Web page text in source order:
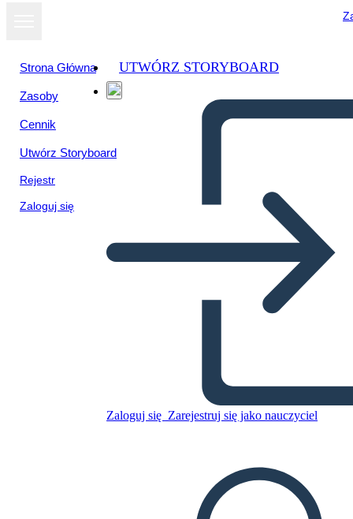
Strona Główna
Zasoby
Cennik
Utwórz Storyboard
Rejestr
Zaloguj się
UTWÓRZ STORYBOARD
Zaloguj się Zarejestruj się jako nauczyciel
13 Kolonijų Palygina
Kontrastą
Skopiuj tę scenorys
STWÓRZ SCENORYS